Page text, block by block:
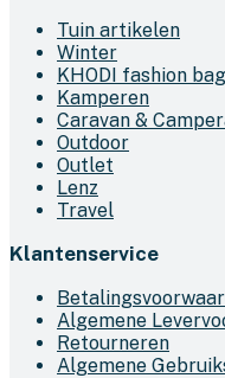
Tuin artikelen
Winter
KHODI fashion
Kamperen
Caravan &
Outdoor
Outlet
Lenz
Travel
Klantenservice
Algemene
Retourneren
Algemene